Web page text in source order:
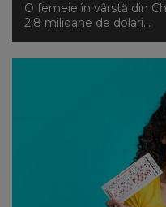
O femeie în vârstă din
2,8 milioane de dolari...